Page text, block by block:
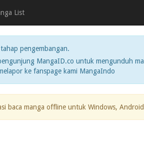
List
pengembangan.
MangaID.co untuk mengunduh
ke fanspage kami MangaIndo
baca manga offline untuk Windows,